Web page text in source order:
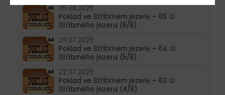
05.08.2026
Poklad ve Stříbrném jezeře – 65. U
Stříbrného jezera (6/8)
29.07.2026
Poklad ve Stříbrném jezeře – 64. U
Stříbrného jezera (5/8)
22.07.2026
Poklad ve Stříbrném jezeře – 63. U
Stříbrného jezera (4/8)